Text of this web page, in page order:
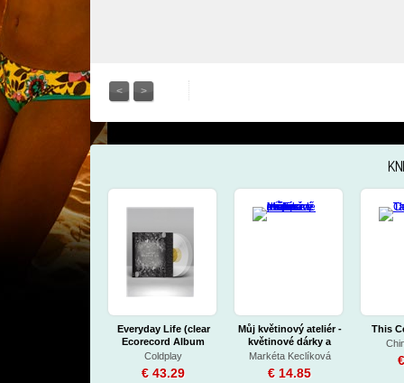
< >
Everyday Life (clear
Ecorecord Album
Vinyl)
Coldplay
€ 43.29
Můj květinový ateliér -
květinové dárky a
inspirace pro každé
roční období
Markéta Keclíková
€ 14.85
This